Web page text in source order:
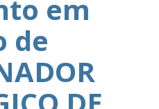
em
de